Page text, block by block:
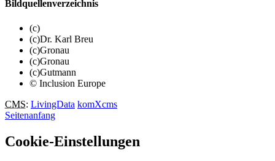
Bildquellenverzeichnis
(c)
(c)Dr. Karl Breu
(c)Gronau
(c)Gronau
(c)Gutmann
© Inclusion Europe
CMS: LivingData komXcms
Seitenanfang
Cookie-Einstellungen